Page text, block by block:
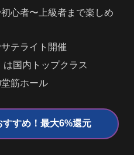
心者〜上級者まで楽しめ
テライト開催
国内トップクラス
筋ホール
すめ！最大6%還元